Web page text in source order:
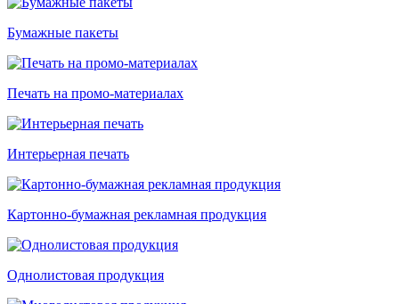
Бумажные пакеты
Печать на промо-материалах
Интерьерная печать
Картонно-бумажная рекламная продукция
Однолистовая продукция